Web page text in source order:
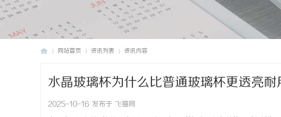
网站首页 资讯列表 资讯内容
水晶玻璃杯为什么比普通玻璃杯更透亮耐
2025-10-16 发布于 飞猫网